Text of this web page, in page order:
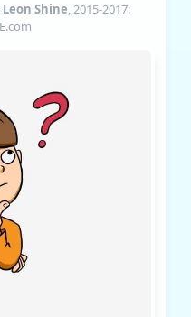
Shine, 2015-2017: